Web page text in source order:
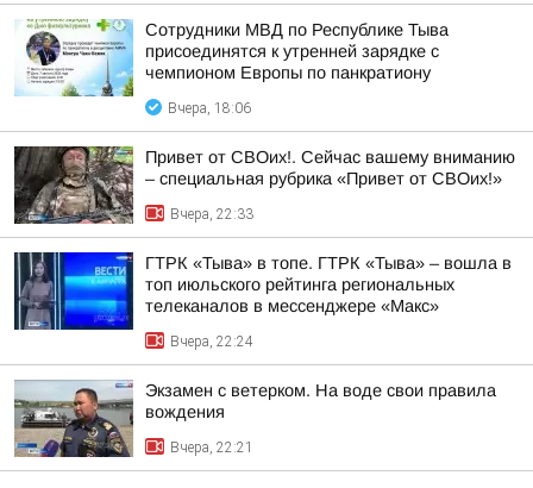
Сотрудники МВД по Республике Тыва
присоединятся к утренней зарядке с
чемпионом Европы по панкратиону
Вчера, 18:06
Привет от СВОих!. Сейчас вашему вниманию
– специальная рубрика «Привет от СВОих!»
Вчера, 22:33
ГТРК «Тыва» в топе. ГТРК «Тыва» – вошла в
топ июльского рейтинга региональных
телеканалов в мессенджере «Макс»
Вчера, 22:24
Экзамен с ветерком. На воде свои правила
вождения
Вчера, 22:21